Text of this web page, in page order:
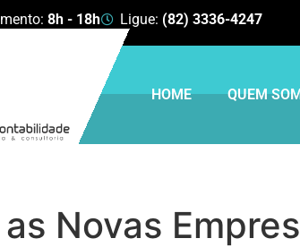
8h - 18h Ligue: (82) 3336-4247
HOME QUEM
Novas